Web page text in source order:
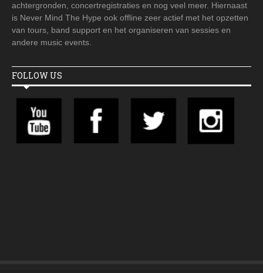
achtergronden, concertregistraties en nog veel meer. Hiernaast
is Never Mind The Hype ook offline zeer actief met het opzetten
van tours, band support en het organiseren van sessies en
andere music events.
FOLLOW US